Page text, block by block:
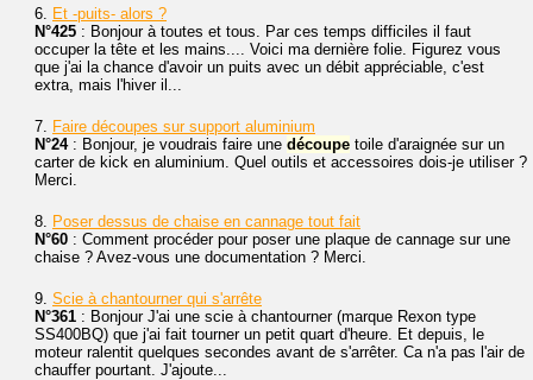
6. Et -puits- alors ?
N°425 : Bonjour à toutes et tous. Par ces temps difficiles il faut
occuper la tête et les mains.... Voici ma dernière folie. Figurez vous
que j'ai la chance d'avoir un puits avec un débit appréciable, c'est
extra, mais l'hiver il...
7. Faire découpes sur support aluminium
N°24: Bonjour, je voudrais faire une découpe toile d'araignée sur un
carter de kick en aluminium. Quel outils et accessoires dois-je utiliser ?
Merci.
8. Poser dessus de chaise en cannage tout fait
N°60 : Comment procéder pour poser une plaque de cannage sur une
chaise ? Avez-vous une documentation ? Merci.
9. Scie à chantourner qui s'arrête
N°361 : Bonjour J'ai une scie à chantourner (marque Rexon type
SS400BQ) que j'ai fait tourner un petit quart d'heure. Et depuis, le
moteur ralentit quelques secondes avant de s'arrêter. Ca n'a pas l'air de
chauffer pourtant. J'ajoute...